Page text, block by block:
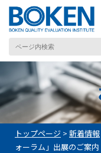
トップページ > 新着情報
ォーラム」出展のご案内